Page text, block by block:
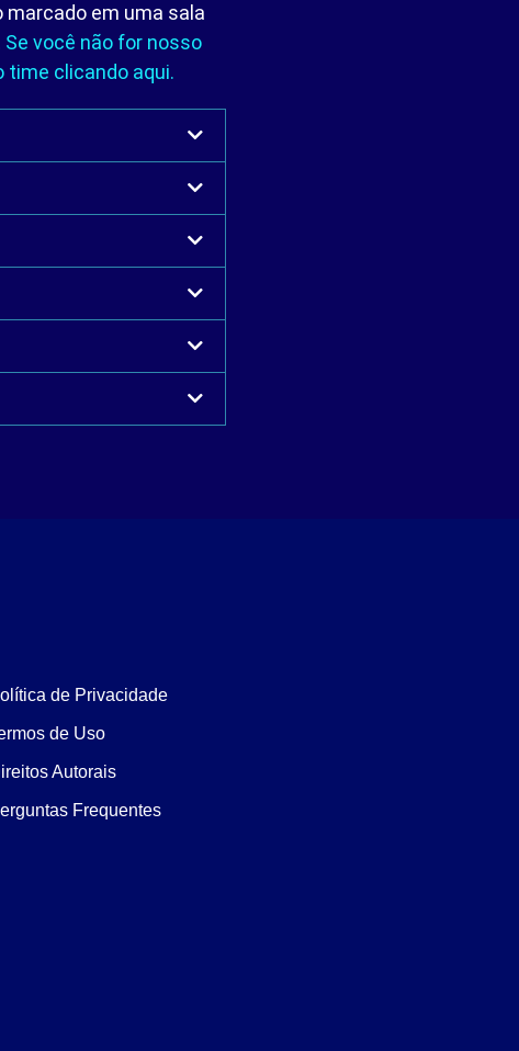
marcado em uma sala
Se você não for nosso
time clicando aqui.
de Privacidade
de Uso
Autorais
Frequentes